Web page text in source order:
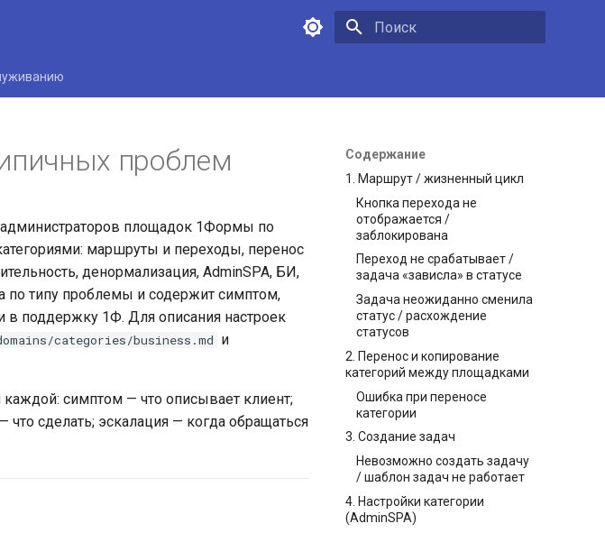
Содержание
1. Маршрут / жизненный цикл
Кнопка перехода не
отображается /
заблокирована
Переход не срабатывает /
задача «зависла» в статусе
Задача неожиданно сменила
статус / расхождение
статусов
2. Перенос и копирование
категорий между площадками
Ошибка при переносе
категории
3. Создание задач
Невозможно создать задачу
/ шаблон задач не работает
4. Настройки категории
(AdminSPA)
проблем
площадок 1Формы по
маршруты и переходы, перенос
денормализация, AdminSPA, БИ,
по типу проблемы и содержит симптом,
в поддержку 1Ф. Для описания настроек
categories/business.md и
симптом — что описывает клиент;
сделать; эскалация — когда обращаться